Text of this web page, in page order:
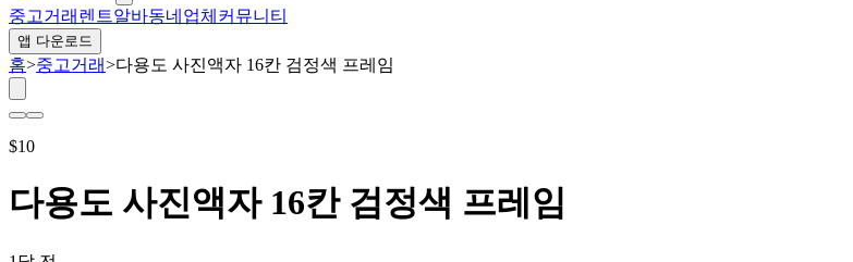
중고거래 렌트알바동네업체 커뮤니티
앱 다운로드
홈>중고거래>다용도 사진액자 16칸 검정색 프레임
$10
다용도 사진액자 16칸 검정색 프레임